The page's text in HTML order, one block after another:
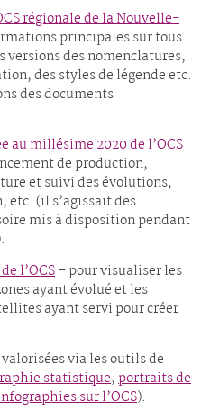
régionale de la Nouvelle-
principales sur tous
des nomenclatures,
des styles de légende etc.
des documents
au millésime 2020 de l’OCS
de production,
et suivi des évolutions,
(il s’agissait des
mis à disposition pendant
l’OCS– pour visualiser les
ayant évolué et les
ayant servi pour créer
via les outils de
statistique,portraits de
sur l’OCS).